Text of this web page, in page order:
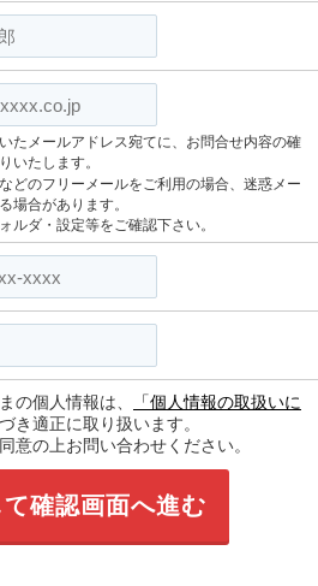
たメールアドレス宛てに、お問合せ内容の確
いたします。
どのフリーメールをご利用の場合、迷惑メー
場合があります。
ルダ・設定等をご確認下さい。
の個人情報は、
「個人情報の取扱いに
き適正に取り扱います。
意の上お問い合わせください。
て確認画面へ進む